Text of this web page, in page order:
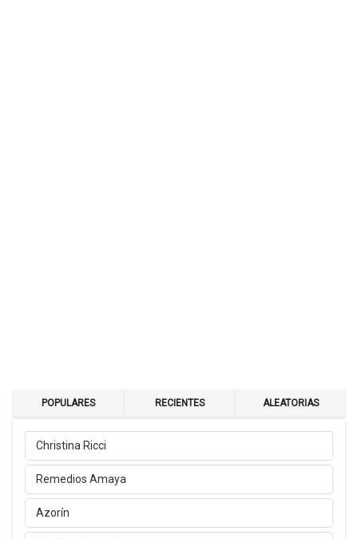
POPULARES RECIENTES ALEATORIAS
Christina Ricci
Remedios Amaya
Azorín